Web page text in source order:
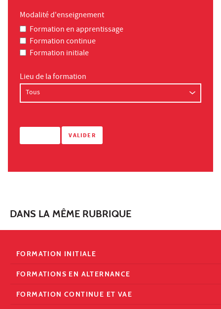
Modalité d'enseignement
Formation en apprentissage
Formation continue
Formation initiale
Lieu de la formation
DANS LA MÊME RUBRIQUE
FORMATION INITIALE
FORMATIONS EN ALTERNANCE
FORMATION CONTINUE ET VAE